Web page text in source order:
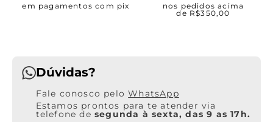
em pagamentos com pix
nos pedidos acima
de R$350,00
Dúvidas?
WhatsApp
Estamos prontos para te atender via
telefone de segunda à sexta, das 9 as 17h.